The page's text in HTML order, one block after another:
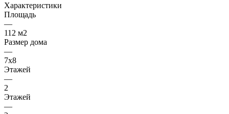
Характеристики
Площадь
—
112 м2
Размер дома
—
7x8
Этажей
—
2
Этажей
—